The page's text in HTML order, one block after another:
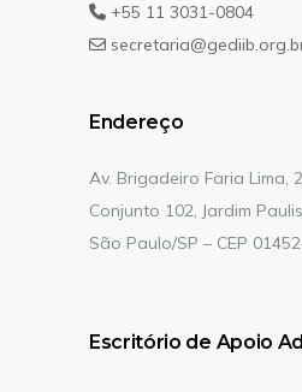
+55 11 3031-0804
Endereço
Av. Brigadeiro Faria Lima,
Conjunto 102, Jardim
São Paulo/SP – CEP
Escritório de Apoio